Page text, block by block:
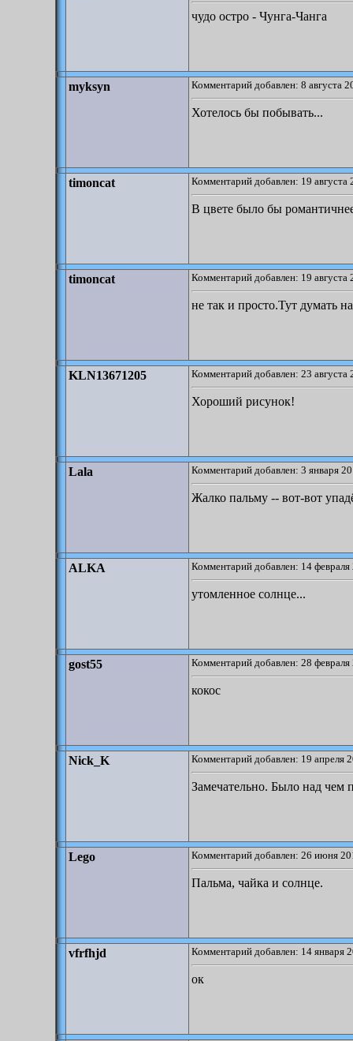
чудо остро - Чунга-Чанга
myksyn Комментарий добавлен: 8 августа
Хотелось бы побывать...
timoncat Комментарий добавлен: 19 августа
В цвете было бы
timoncat Комментарий добавлен: 19 августа
не так и просто.Тут думать
KLN13671205 Комментарий добавлен: 23 августа
Хороший рисунок!
Lala Комментарий добавлен: 3 января
Жалко пальму -- вот-вот
ALKA Комментарий добавлен: 14
утомленное солнце...
gost55 Комментарий добавлен: 28
кокос
Nick_K Комментарий добавлен: 19 апреля
Замечательно. Было над чем
Lego Комментарий добавлен: 26 июня
Пальма, чайка и солнце.
vfrfhjd Комментарий добавлен: 14 января
ок